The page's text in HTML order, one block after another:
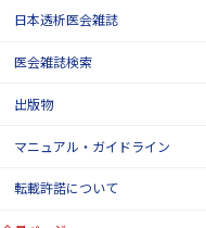
日本透析医会雑誌
医会雑誌検索
出版物
マニュアル・ガイドライン
転載許諾について